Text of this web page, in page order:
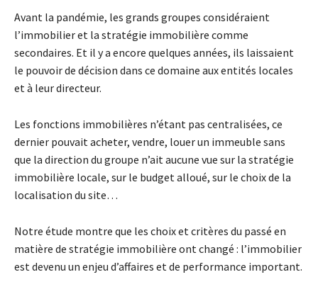
Avant la pandémie, les grands groupes considéraient
l’immobilier et la stratégie immobilière comme
secondaires. Et il y a encore quelques années, ils laissaient
le pouvoir de décision dans ce domaine aux entités locales
et à leur directeur.
Les fonctions immobilières n’étant pas centralisées, ce
dernier pouvait acheter, vendre, louer un immeuble sans
que la direction du groupe n’ait aucune vue sur la stratégie
immobilière locale, sur le budget alloué, sur le choix de la
localisation du site…
Notre étude montre que les choix et critères du passé en
matière de stratégie immobilière ont changé : l’immobilier
est devenu un enjeu d’affaires et de performance important.